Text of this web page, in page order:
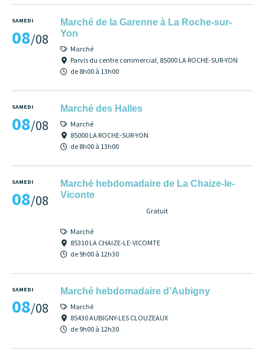
SAMEDI
08/08
Marché de la Garenne à La Roche-sur-
Yon
Marché
Parvis du centre commercial, 85000 LA ROCHE-SUR-YON
de 8h00 à 13h00
SAMEDI
08/08
Marché des Halles
Marché
85000 LA ROCHE-SUR-YON
de 8h00 à 13h00
SAMEDI
08/08
Marché hebdomadaire de La Chaize-le-
Viconte
Gratuit
Marché
85310 LA CHAIZE-LE-VICOMTE
de 9h00 à 12h30
SAMEDI
08/08
Marché hebdomadaire d’Aubigny
Marché
85430 AUBIGNY-LES CLOUZEAUX
de 9h00 à 12h30